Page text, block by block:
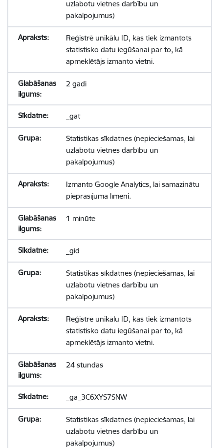
uzlabotu vietnes darbību un
pakalpojumus)
Reģistrē unikālu ID, kas tiek izmantots
statistisko datu iegūšanai par to, kā
apmeklētājs izmanto vietni.
2 gadi
_gat
Statistikas sīkdatnes (nepieciešamas, lai
uzlabotu vietnes darbību un
pakalpojumus)
Izmanto Google Analytics, lai samazinātu
pieprasījuma līmeni.
1 minūte
_gid
Statistikas sīkdatnes (nepieciešamas, lai
uzlabotu vietnes darbību un
pakalpojumus)
Reģistrē unikālu ID, kas tiek izmantots
statistisko datu iegūšanai par to, kā
apmeklētājs izmanto vietni.
24 stundas
_ga_3C6XYS7SNW
Statistikas sīkdatnes (nepieciešamas, lai
uzlabotu vietnes darbību un
pakalpojumus)